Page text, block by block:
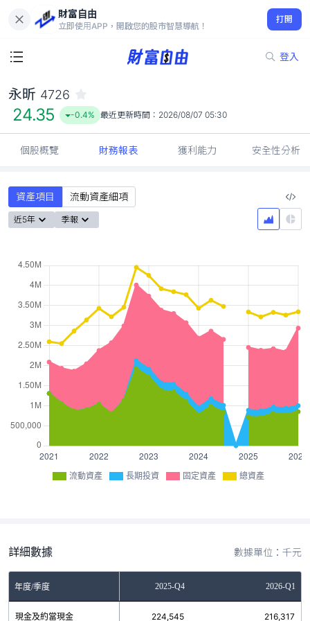
財富自由
立即使用APP，開啟您的股市智慧導航！
打開
登入
24.35
-0.4%
永昕 4726
24.35 -0.4% 最近更新時間： 2026/08/07 05:30
個股概覽 財務報表 獲利能力 安全性分析
資產項目 流動資產細項
近5年 季報
流動資產 長期投資 固定資產 總資產
詳細數據 數據單位：千元
年度/季度2025-Q3 2025-Q4 2026-Q1
現金及約當現金
217,792 224,545 216,317